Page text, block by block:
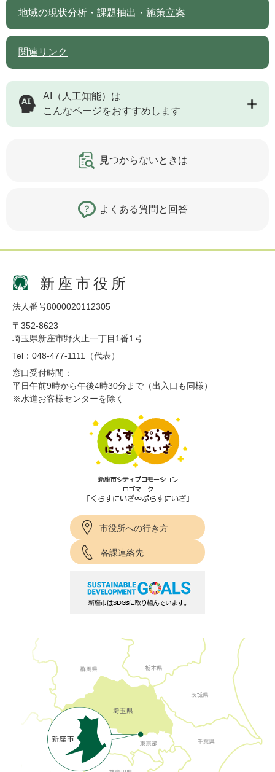
地域の現状分析・課題抽出・施策立案
関連リンク
AI（人工知能）は
こんなページをおすすめします
見つからないときは
よくある質問と回答
新座市役所
法人番号8000020112305
〒352-8623
埼玉県新座市野火止一丁目1番1号
Tel：048-477-1111（代表）
窓口受付時間：
平日午前9時から午後4時30分まで（出入口も同様）
※水道お客様センターを除く
市役所への行き方
各課連絡先